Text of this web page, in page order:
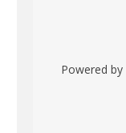
Powered by